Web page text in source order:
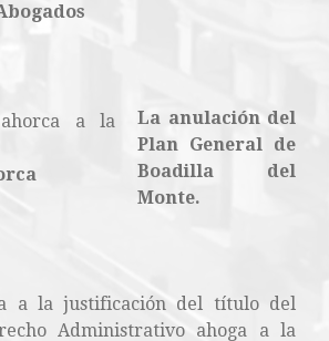
La anulación del
Plan General de
Boadilla del
Monte.
a la justificación del título del
Administrativo ahoga a la